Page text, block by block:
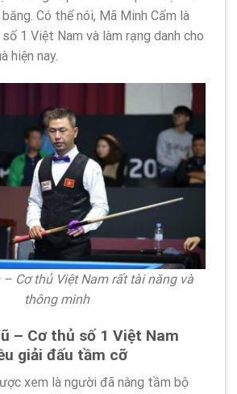
Có thể nói, Mã Minh Cẩm là
1 Việt Nam và làm rạng danh cho
hiện nay.
Cơ thủ Việt Nam rất tài năng và
thông minh
– Cơ thủ số 1 Việt Nam
giải đấu tầm cỡ
xem là người đã nâng tầm bộ